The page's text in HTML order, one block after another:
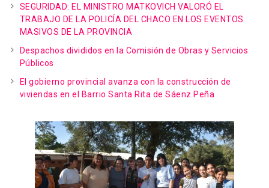
SEGURIDAD: EL MINISTRO MATKOVICH VALORÓ EL
TRABAJO DE LA POLICÍA DEL CHACO EN LOS EVENTOS
MASIVOS DE LA PROVINCIA
Despachos divididos en la Comisión de Obras y Servicios
Públicos
El gobierno provincial avanza con la construcción de
viviendas en el Barrio Santa Rita de Sáenz Peña